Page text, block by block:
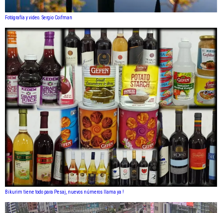
Fotógrafía y video. Sergio Coifman
Bikurim tiene todo para Pesaj, nuevos números llama ya !